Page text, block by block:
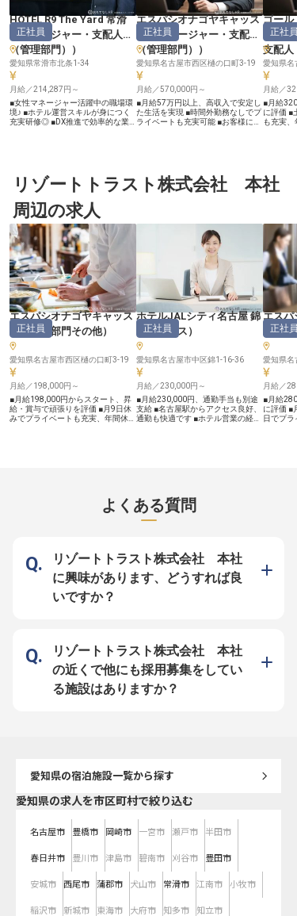
HOTEL R9 The Yard 常滑
（マネージャー・支配人
（管理部門）
）
正社員
愛知県常滑市北条1-34
月給／214,287円～
■女性マネージャー活躍中の職場環
境♪ ■ホテル運営スキルが身につく
充実研修◎ ■DX推進で効率的な業
最新のDXシステムを導入し、効率
的なおもてなしを実現しています♪
客管理から施設管理まで、ホテル運
営の要となるポジションです。温か
みのあるサービスと最新技術を融合
させた新しいホテル体験を創り出す
一員として、あなたのホスピタリテ
ィを活かしてみませんか？ お客様
の「また来たい」という言葉が何よ
りのやりがいです★ ーー【あなた
のアイデアを形にできる成長環境】
ホテル・飲食業界での経験を活か
し、運営マネージャーとしてさらな
るキャリアアップが可能です◎ ス
タッフの教育や指導を通じてマネジ
メント力も磨けます！ 女性マネー
ジャーも多数活躍中で、性別に関係
なく実力を発揮できる環境です♪ 夏
季休暇(3日)、冬季休暇(5日)、有給
休暇など、休暇制度も充実。ワーク
ライフバランスを大切にしながら、
自分のアイデアを実現できる職場で
す。引っ越し費用援助制度もあるの
で、遠方からの応募も安心してくだ
さい★ ※2025年07月29日時点の情
エスパシオナゴヤキャッス
ル（マネージャー・支配人
（管理部門）
）
正社員
愛知県名古屋市西区樋の口町3-19
月給／570,000円～
■月給57万円以上、高収入で安定し
た生活を実現 ■時間外勤務なしでプ
ライベートも充実可能 ■お客様に感
ため、イベントやプランの企画立案
から実行までを担っていただきま
です。 プレスリリースやWEBメデ
ィアでの発信、魅力的なイベントの
企画、そしてメディア対応まで、あ
なたの手腕で多くのお客様に喜びと
驚きをお届けしてください。おもて
なしの心を形にする、やりがい溢れ
るポジションです。 ーー【安定と
成長を両立する、理想のキャリアパ
ス】 あなたの経験とスキルを正当
に評価し、月給570,000円から
760,000円という高水準の給与をご
用意しています。さらに年2回の賞
与や昇給もあり、安定した生活基盤
を築けます。 時間外勤務は一切な
く、月9日休みで年間休日108日
と、プライベートも大切にできる環
境です。従業員食堂や研修制度、資
格取得支援など、充実した福利厚生
も魅力。安心して長く働きながら、
キャリアアップを目指せる理想的な
職場です。 ※2025年12月08日時点
ゴール
社 本
支配人
正社員
愛知県名
月給／
■月給
に評価 ■
も充実
「おもて
うに、社
だきます
験を活
通じて
献してく
で、じ
制を整え
ださい。 ーー【キャリアアップを
応援する
ロフェ
スキルア
管理職候
務にも
する存
の昇給
休制度や
りをしっ
度が充
ャリアプ
を全力で
※2026年
リゾートトラスト株式会社 本社
周辺の求人
エスパシオナゴヤキャッス
ル（調理部門その他）
正社員
愛知県名古屋市西区樋の口町3-19
月給／198,000円～
■月給198,000円からスタート、昇
給・賞与で頑張りを評価 ■月9日休
みでプライベートも充実、年間休日
て作り出す一つ一つのスイーツは、
お客様の特別な時間をより一層輝か
を創造し、お客様の笑顔を咲かせて
ください。 最高の素材と環境で、
あなたの才能を存分に発揮できる場
所がここにあります。 ーー【成長
を支える環境と、未来を描くキャリ
アパス】 当施設では、従業員一人
のスキルアップとキャリア形成を多
角的に応援します。 経験豊富な仲
間たちと共に、切磋琢磨しながら技
術を磨き、新たな挑戦を続けること
ができます。 安定した環境で、あ
なたの夢を形にし、おもてなしのプ
ホテルJALシティ名古屋 錦
（セールス ）
正社員
愛知県名古屋市中区錦1-16-36
月給／230,000円～
■月給230,000円、通勤手当も別途
支給 ■名古屋駅からアクセス良好、
通勤も快適です ■ホテル営業の経験
を伝え、お客様の期待を超えるおも
てなしを追求します。名古屋の地
で、お客様の心に残る体験を創造す
ります。 ーー【働きやすさと成長
を支える環境】 月給230,000円に加
え、通勤手当も支給され、安定した
生活をサポートします。 年間休日
揮し、さらなるキャリアアップを目
指せる職場です。 ※2025年11月17
日時点の情報です
エスパ
ル（フ
正社員
愛知県名
月給／
■月給
に評価 ■
日でプラ
お客様の
別研修
にわたる
よくある質問
リゾートトラスト株式会社 本社
に興味があります、どうすれば良
いですか？
リゾートトラスト株式会社 本社
の近くで他にも採用募集をしてい
る施設はありますか？
愛知県の宿泊施設一覧から探す
愛知県の求人を市区町村で絞り込む
名古屋市 豊橋市 岡崎市 一宮市 瀬戸市 半田市
春日井市 豊川市 津島市 碧南市 刈谷市 豊田市
安城市 西尾市 蒲郡市 犬山市 常滑市 江南市 小牧市
稲沢市 新城市 東海市 大府市 知多市 知立市